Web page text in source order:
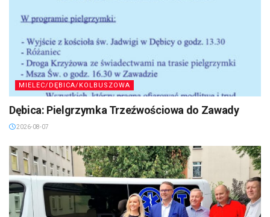
MIELEC/DĘBICA/KOLBUSZOWA
Dębica: Pielgrzymka Trzeźwościowa do Zawady
2026-08-07